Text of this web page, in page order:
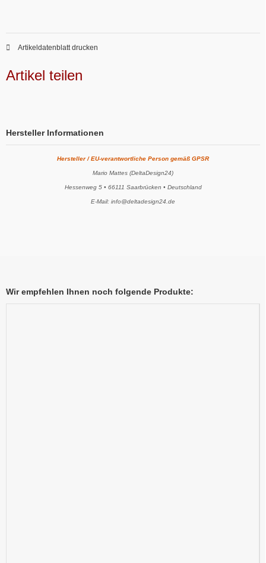
Artikeldatenblatt drucken
Artikel teilen
Hersteller Informationen
Hersteller / EU-verantwortliche Person gemäß GPSR
Mario Mattes (DeltaDesign24)
Hessenweg 5 • 66111 Saarbrücken • Deutschland
E-Mail: info@deltadesign24.de
Wir empfehlen Ihnen noch folgende Produkte: